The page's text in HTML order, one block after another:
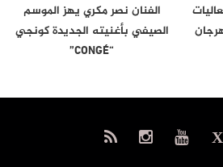
الفنان نصر مكري يهز الموسم
الصيفي بأغنيته الجديدة كونجي
“CONGÉ”